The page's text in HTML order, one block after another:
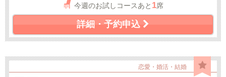
今週のお試しコースあと 1席
詳細・予約申込
恋愛・婚活・結婚